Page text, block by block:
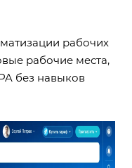
рабочих
рабочие места,
без навыков